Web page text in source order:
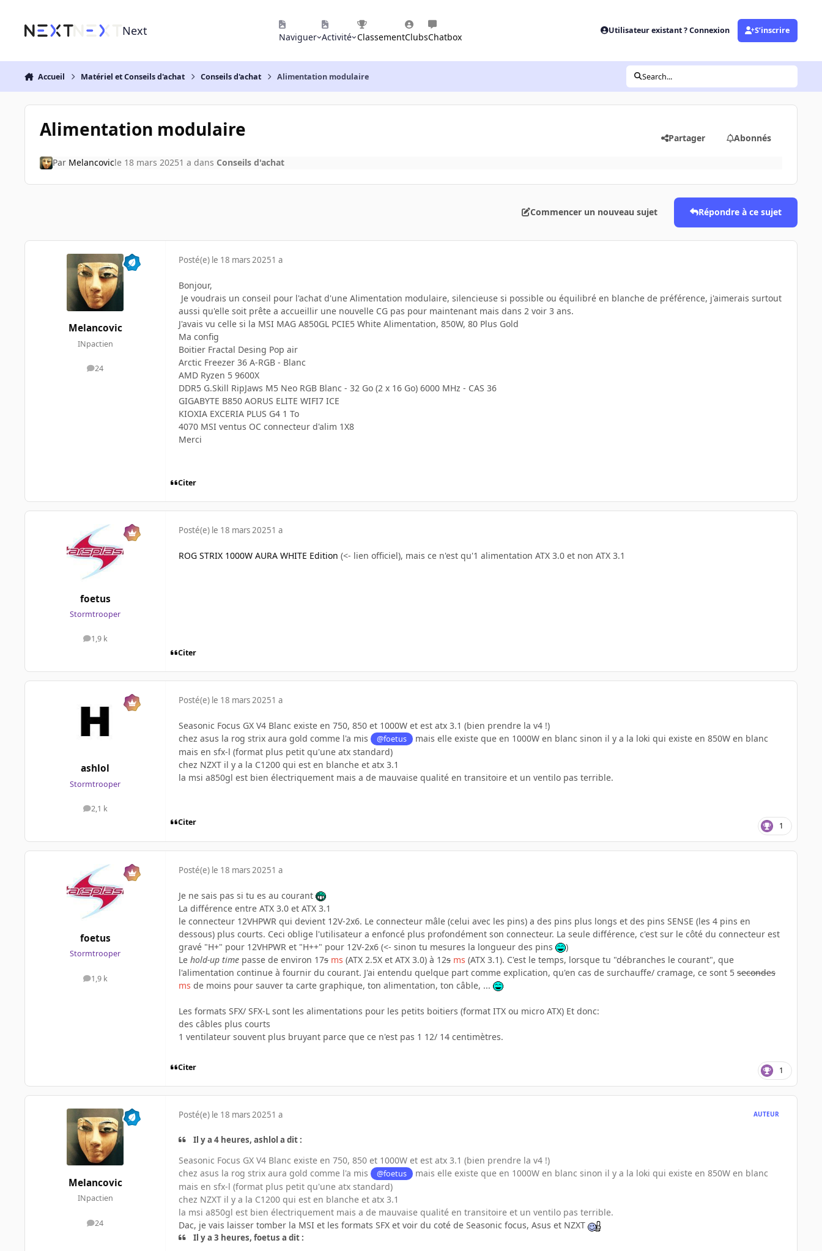
Next Naviguer Activité ClassementClubsChatbox
Utilisateur existant ? Connexion S’inscrire
Accueil Matériel et Conseils d'achat Conseils d'achat Alimentation modulaire Search...
Alimentation modulaire Partager Abonnés
Par Melancovicle 18 mars 20251 a dans Conseils d'achat
Commencer un nouveau sujet Répondre à ce sujet
Melancovic
INpactien
24
messages
Posté(e) le 18 mars 20251 a
Bonjour,
Je voudrais un conseil pour l'achat d'une Alimentation modulaire, silencieuse si possible ou équilibré en blanche de préférence, j'aimerais surtout
aussi qu'elle soit prête a accueillir une nouvelle CG pas pour maintenant mais dans 2 voir 3 ans.
J'avais vu celle si la MSI MAG A850GL PCIE5 White Alimentation, 850W, 80 Plus Gold
Ma config
Boitier Fractal Desing Pop air
Arctic Freezer 36 A-RGB - Blanc
AMD Ryzen 5 9600X
DDR5 G.Skill RipJaws M5 Neo RGB Blanc - 32 Go (2 x 16 Go) 6000 MHz - CAS 36
GIGABYTE B850 AORUS ELITE WIFI7 ICE
KIOXIA EXCERIA PLUS G4 1 To
4070 MSI ventus OC connecteur d'alim 1X8
Merci
Citer
foetus
Stormtrooper
1,9 k
messages
Posté(e) le 18 mars 20251 a
ROG STRIX 1000W AURA WHITE Edition (<- lien officiel), mais ce n'est qu'1 alimentation ATX 3.0 et non ATX 3.1
Citer
ashlol
Stormtrooper
2,1 k
messages
Posté(e) le 18 mars 20251 a
Seasonic Focus GX V4 Blanc existe en 750, 850 et 1000W et est atx 3.1 (bien prendre la v4 !)
chez asus la rog strix aura gold comme l'a mis
@foetus
mais elle existe que en 1000W en blanc sinon il y a la loki qui existe en 850W en blanc
mais en sfx-l (format plus petit qu'une atx standard)
chez NZXT il y a la C1200 qui est en blanche et atx 3.1
la msi a850gl est bien électriquement mais a de mauvaise qualité en transitoire et un ventilo pas terrible.
Citer 1
foetus
Stormtrooper
1,9 k
messages
Posté(e) le 18 mars 20251 a
Je ne sais pas si tu es au courant
La différence entre ATX 3.0 et ATX 3.1
le connecteur 12VHPWR qui devient 12V-2x6. Le connecteur mâle (celui avec les pins) a des pins plus longs et des pins SENSE (les 4 pins en
dessous) plus courts. Ceci oblige l'utilisateur a enfoncé plus profondément son connecteur. La seule différence, c'est sur le côté du connecteur est
gravé "H+" pour 12VHPWR et "H++" pour 12V-2x6 (<- sinon tu mesures la longueur des pins
)
Le hold-up time passe de environ 17s ms (ATX 2.5X et ATX 3.0) à 12s ms (ATX 3.1). C'est le temps, lorsque tu "débranches le courant", que
l'alimentation continue à fournir du courant. J'ai entendu quelque part comme explication, qu'en cas de surchauffe/ cramage, ce sont 5 secondes
ms de moins pour sauver ta carte graphique, ton alimentation, ton câble, ...
Les formats SFX/ SFX-L sont les alimentations pour les petits boitiers (format ITX ou micro ATX) Et donc:
des câbles plus courts
1 ventilateur souvent plus bruyant parce que ce n'est pas 1 12/ 14 centimètres.
Citer 1
Melancovic
INpactien
24
messages
Posté(e) le 18 mars 20251 a AUTEUR
Il y a 4 heures, ashlol a dit :
Seasonic Focus GX V4 Blanc existe en 750, 850 et 1000W et est atx 3.1 (bien prendre la v4 !)
chez asus la rog strix aura gold comme l'a mis
@foetus
mais elle existe que en 1000W en blanc sinon il y a la loki qui existe en 850W en blanc
mais en sfx-l (format plus petit qu'une atx standard)
chez NZXT il y a la C1200 qui est en blanche et atx 3.1
la msi a850gl est bien électriquement mais a de mauvaise qualité en transitoire et un ventilo pas terrible.
Dac, je vais laisser tomber la MSI et les formats SFX et voir du coté de Seasonic focus, Asus et NZXT
Il y a 3 heures, foetus a dit :